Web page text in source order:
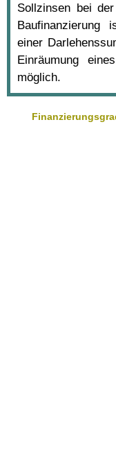
Sollzinsen bei
Baufinanzierung
einer
Einräumung
möglich.